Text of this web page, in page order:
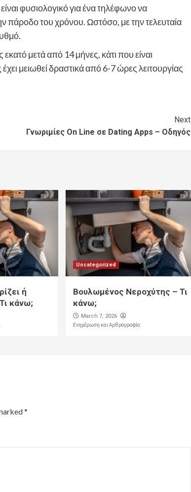
φυσιολογικό για ένα τηλέφωνο να
πάροδο του χρόνου. Ωστόσο, με την τελευταία
μετά από 14 μήνες, κάτι που είναι
μειωθεί δραστικά από 6-7 ώρες λειτουργίας
Next
Γνωριμίες On Line σε Dating Apps – Οδηγός
ή
κάνω;
Uncategorized
Βουλωμένος Νεροχύτης – Τι
κάνω;
March 7, 2026
Ενημέρωση και Αρθρογραφία
*